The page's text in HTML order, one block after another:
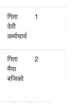
गिता
देवी
कर्माचार्य
1
गिता
मैया
बजिको
2